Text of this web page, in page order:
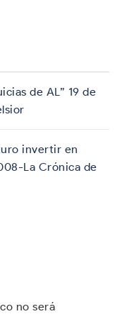
de AL” 19 de
invertir en
La Crónica de
no será